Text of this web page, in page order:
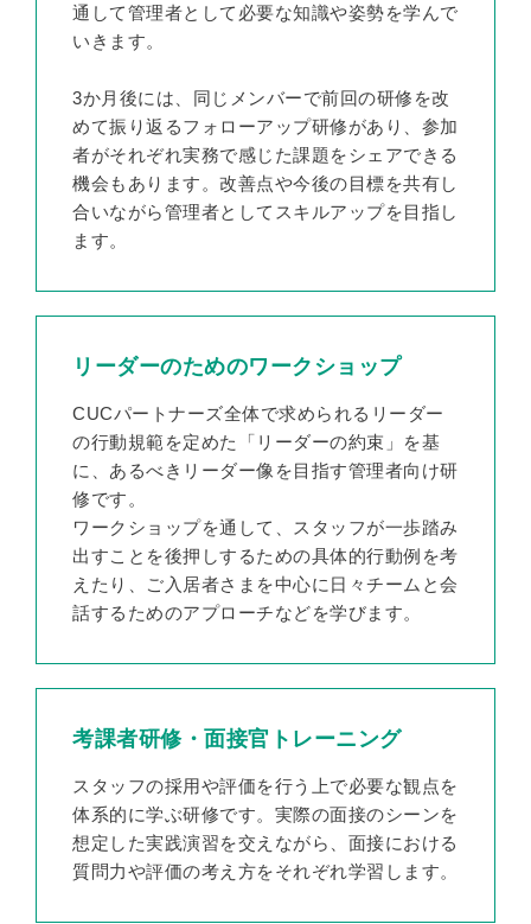
通して管理者として必要な知識や姿勢を学んで
いきます。
3か月後には、同じメンバーで前回の研修を改
めて振り返るフォローアップ研修があり、参加
者がそれぞれ実務で感じた課題をシェアできる
機会もあります。改善点や今後の目標を共有し
合いながら管理者としてスキルアップを目指し
ます。
リーダーのためのワークショップ
CUCパートナーズ全体で求められるリーダー
の行動規範を定めた「リーダーの約束」を基
に、あるべきリーダー像を目指す管理者向け研
修です。
ワークショップを通して、スタッフが一歩踏み
出すことを後押しするための具体的行動例を考
えたり、ご入居者さまを中心に日々チームと会
話するためのアプローチなどを学びます。
考課者研修・面接官トレーニング
スタッフの採用や評価を行う上で必要な観点を
体系的に学ぶ研修です。実際の面接のシーンを
想定した実践演習を交えながら、面接における
質問力や評価の考え方をそれぞれ学習します。